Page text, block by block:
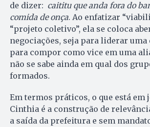
de dizer: caititu que anda fora do
comida de onça. Ao enfatizar
“projeto coletivo”, ela se coloca
negociações, seja para liderar uma
para compor como vice em uma
não se sabe ainda em qual dos
formados.
Em termos práticos, o que está em
Cinthia é a construção de
a saída da prefeitura e sem